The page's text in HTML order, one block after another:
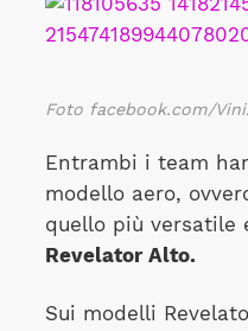
Foto facebook.com/
Entrambi i team
modello aero,
quello più versatile
Revelator Alto.
Sui modelli